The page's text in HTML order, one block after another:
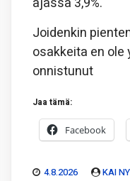
Joidenkin
osakkeita en
onnistunut
Jaa tämä:
Facebook
4.8.2026 KAI